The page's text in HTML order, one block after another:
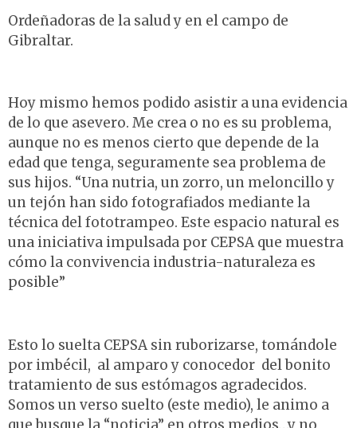
Ordeñadoras de la salud y en el campo de
Gibraltar.
Hoy mismo hemos podido asistir a una evidencia
de lo que asevero. Me crea o no es su problema,
aunque no es menos cierto que depende de la
edad que tenga, seguramente sea problema de
sus hijos. “Una nutria, un zorro, un meloncillo y
un tejón han sido fotografiados mediante la
técnica del fototrampeo. Este espacio natural es
una iniciativa impulsada por CEPSA que muestra
cómo la convivencia industria-naturaleza es
posible”
Esto lo suelta CEPSA sin ruborizarse, tomándole
por imbécil, al amparo y conocedor del bonito
tratamiento de sus estómagos agradecidos.
Somos un verso suelto (este medio), le animo a